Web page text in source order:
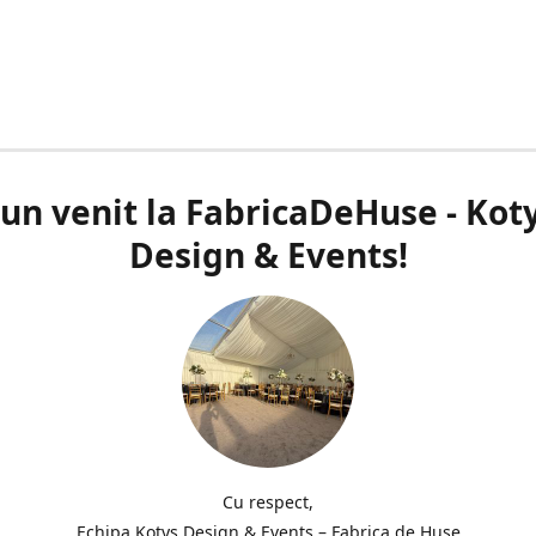
venit la FabricaDeHuse -
Design & Events!
Cu respect,